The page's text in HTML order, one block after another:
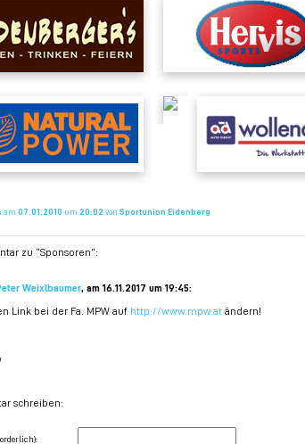
am 07.01.2010 um 20:02 von Sportunion Eidenberg
zu “Sponsoren”:
Weixlbaumer, am 16.11.2017 um 19:45:
Link bei der Fa. MPW auf http://www.mpw.at ändern!
schreiben: